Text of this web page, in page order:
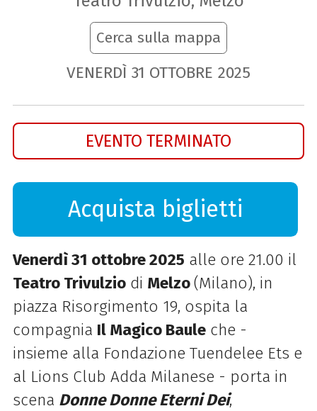
Cerca sulla mappa
VENERDÌ 31 OTTOBRE 2025
EVENTO TERMINATO
Acquista biglietti
Venerdì 31 ottobre 2025 alle ore 21.00 il
Teatro Trivulziodi Melzo(Milano), in
piazza Risorgimento 19, ospita la
compagnia Il Magico Bauleche -
insieme alla Fondazione Tuendelee Ets e
al Lions Club Adda Milanese - porta in
scena Donne Donne Eterni Dei,